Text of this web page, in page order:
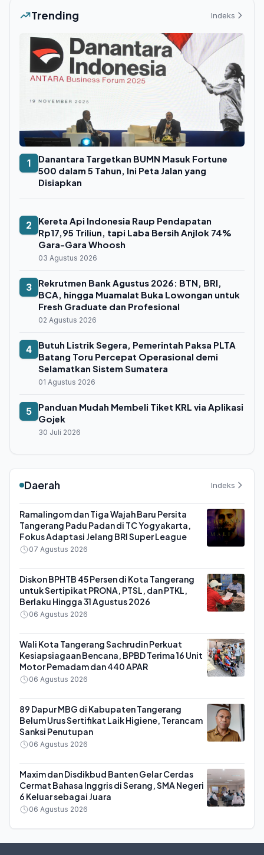
Trending Indeks
1
Danantara Targetkan BUMN Masuk Fortune
500 dalam 5 Tahun, Ini Peta Jalan yang
Disiapkan
2
Kereta Api Indonesia Raup Pendapatan
Rp17,95 Triliun, tapi Laba Bersih Anjlok 74%
Gara-Gara Whoosh
03 Agustus 2026
3
Rekrutmen Bank Agustus 2026: BTN, BRI,
BCA, hingga Muamalat Buka Lowongan untuk
Fresh Graduate dan Profesional
02 Agustus 2026
4
Butuh Listrik Segera, Pemerintah Paksa PLTA
Batang Toru Percepat Operasional demi
Selamatkan Sistem Sumatera
01 Agustus 2026
5
Panduan Mudah Membeli Tiket KRL via Aplikasi
Gojek
30 Juli 2026
Daerah Indeks
Ramalingom dan Tiga Wajah Baru Persita
Tangerang Padu Padan di TC Yogyakarta,
Fokus Adaptasi Jelang BRI Super League
07 Agustus 2026
Diskon BPHTB 45 Persen di Kota Tangerang
untuk Sertipikat PRONA, PTSL, dan PTKL,
Berlaku Hingga 31 Agustus 2026
06 Agustus 2026
Wali Kota Tangerang Sachrudin Perkuat
Kesiapsiagaan Bencana, BPBD Terima 16 Unit
Motor Pemadam dan 440 APAR
06 Agustus 2026
89 Dapur MBG di Kabupaten Tangerang
Belum Urus Sertifikat Laik Higiene, Terancam
Sanksi Penutupan
06 Agustus 2026
Maxim dan Disdikbud Banten Gelar Cerdas
Cermat Bahasa Inggris di Serang, SMA Negeri
6 Keluar sebagai Juara
06 Agustus 2026